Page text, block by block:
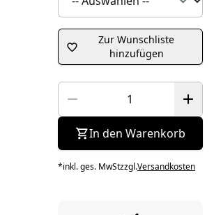
Zur Wunschliste
hinzufügen
In den Warenkorb
*inkl. ges. MwStzzgl.Versandkosten